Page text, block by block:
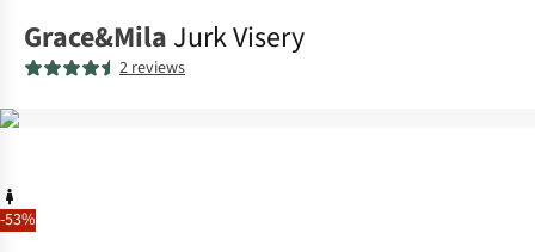
-53%
Grace&Mila Jurk Visery
2 reviews